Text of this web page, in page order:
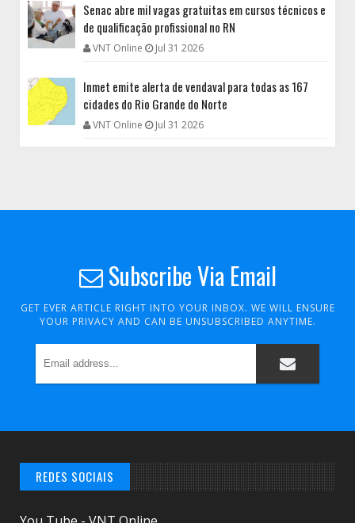
Senac abre mil vagas gratuitas em cursos técnicos e
de qualificação profissional no RN
VNT Online Jul 31 2026
Inmet emite alerta de vendaval para todas as 167
cidades do Rio Grande do Norte
VNT Online Jul 31 2026
Subscribe Via Email
GET EVER ARTICLE RIGHT INTO YOUR INBOX. WE WILL ENSURE
YOUR PRIVACY AND CAN BE UNSUBSCRIBED ANYTIME.
REDES SOCIAIS